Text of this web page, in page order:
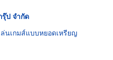
ป จำกัด
ล่นเกมส์แบบหยอดเหรียญ